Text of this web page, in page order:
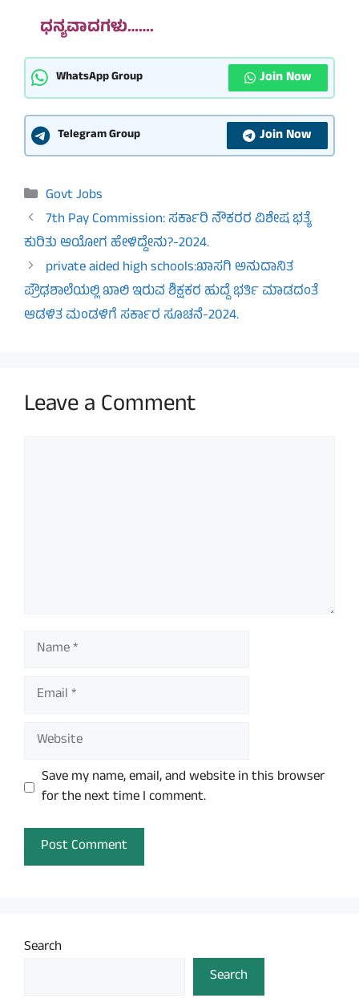
ಧನ್ಯವಾದಗಳು…….
WhatsApp Group Join Now
Telegram Group Join Now
Categories
Govt Jobs
7th Pay Commission: ಸರ್ಕಾರಿ ನೌಕರರ ವಿಶೇಷ ಭತ್ಯೆ
ಕುರಿತು ಆಯೋಗ ಹೇಳಿದ್ದೇನು?-2024.
private aided high schools:ಖಾಸಗಿ ಅನುದಾನಿತ
ಪ್ರೌಢಶಾಲೆಯಲ್ಲಿ ಖಾಲಿ ಇರುವ ಶಿಕ್ಷಕರ ಹುದ್ದೆ ಭರ್ತಿ ಮಾಡದಂತೆ
ಆಡಳಿತ ಮಂಡಳಿಗೆ ಸರ್ಕಾರ ಸೂಚನೆ-2024.
Leave a Comment
Name
Email
Website
Save my name, email, and website in this browser
for the next time I comment.
Search
Search